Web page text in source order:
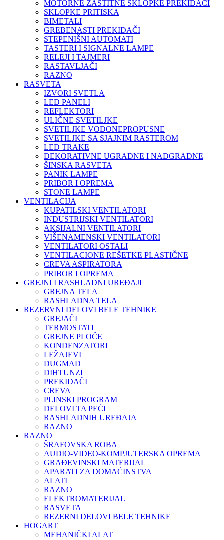
MOTORNE ZAŠTITNE SKLOPKE PREKIDAČI
SKLOPKE PRITISKA
BIMETALI
GREBENASTI PREKIDAČI
STEPENIŠNI AUTOMATI
TASTERI I SIGNALNE LAMPE
RELEJI I TAJMERI
RASTAVLJAČI
RAZNO
RASVETA
IZVORI SVETLA
LED PANELI
REFLEKTORI
ULIČNE SVETILJKE
SVETILJKE VODONEPROPUSNE
SVETILJKE SA SJAJNIM RASTEROM
LED TRAKE
DEKORATIVNE UGRADNE I NADGRADNE
ŠINSKA RASVETA
PANIK LAMPE
PRIBOR I OPREMA
STONE LAMPE
VENTILACIJA
KUPATILSKI VENTILATORI
INDUSTRIJSKI VENTILATORI
AKSIJALNI VENTILATORI
VIŠENAMENSKI VENTILATORI
VENTILATORI OSTALI
VENTILACIONE REŠETKE PLASTIČNE
CREVA ASPIRATORA
PRIBOR I OPREMA
GREJNI I RASHLADNI UREĐAJI
GREJNA TELA
RASHLADNA TELA
REZERVNI DELOVI BELE TEHNIKE
GREJAČI
TERMOSTATI
GREJNE PLOČE
KONDENZATORI
LEŽAJEVI
DUGMAD
DIHTUNZI
PREKIDAČI
CREVA
PLINSKI PROGRAM
DELOVI TA PEĆI
RASHLADNIH UREĐAJA
RAZNO
RAZNO
ŠRAFOVSKA ROBA
AUDIO-VIDEO-KOMPJUTERSKA OPREMA
GRAĐEVINSKI MATERIJAL
APARATI ZA DOMAĆINSTVA
ALATI
RAZNO
ELEKTROMATERIJAL
RASVETA
REZERNI DELOVI BELE TEHNIKE
HOGART
MEHANIČKI ALAT